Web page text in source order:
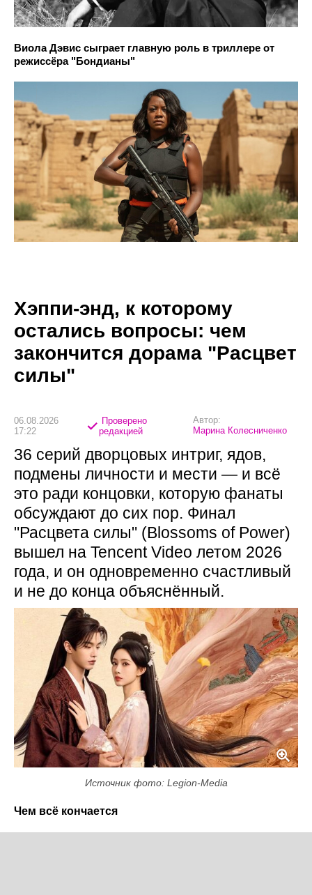
Виола Дэвис сыграет главную роль в триллере от
режиссёра "Бондианы"
Хэппи-энд, к которому
остались вопросы: чем
закончится дорама "Расцвет
силы"
06.08.2026
17:22
Проверено
редакцией
Автор:
Марина Колесниченко
36 серий дворцовых интриг, ядов,
подмены личности и мести — и всё
это ради концовки, которую фанаты
обсуждают до сих пор. Финал
"Расцвета силы" (Blossoms of Power)
вышел на Tencent Video летом 2026
года, и он одновременно счастливый
и не до конца объяснённый.
Источник фото: Legion-Media
Чем всё кончается